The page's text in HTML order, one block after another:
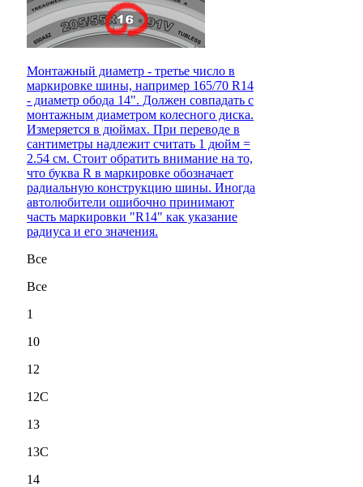
Монтажный диаметр - третье число в
маркировке шины, например 165/70 R14
- диаметр обода 14". Должен совпадать с
монтажным диаметром колесного диска.
Измеряется в дюймах. При переводе в
сантиметры надлежит считать 1 дюйм =
2.54 см. Стоит обратить внимание на то,
что буква R в маркировке обозначает
радиальную конструкцию шины. Иногда
автолюбители ошибочно принимают
часть маркировки "R14" как указание
радиуса и его значения.
Все
Все
1
10
12
12C
13
13C
14